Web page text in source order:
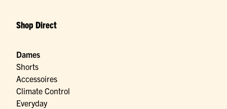
Shop Direct
Dames
Shorts
Accessoires
Climate Control
Everyday